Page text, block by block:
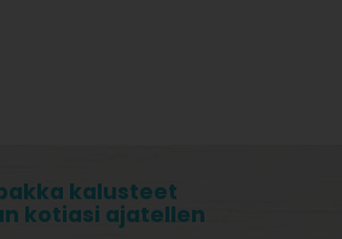
kalusteet
kotiasi ajatellen